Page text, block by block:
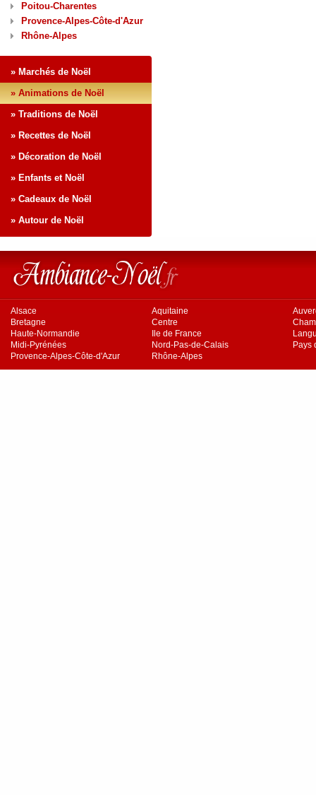
Poitou-Charentes
Provence-Alpes-Côte-d'Azur
Rhône-Alpes
» Marchés de Noël
» Animations de Noël
» Traditions de Noël
» Recettes de Noël
» Décoration de Noël
» Enfants et Noël
» Cadeaux de Noël
» Autour de Noël
Alsace Aquitaine
Bretagne
Centre
Haute-Normandie
Ile de France
Midi-Pyrénées
Nord-Pas-de-Calais
Pays
Provence-Alpes-Côte-d'Azur
Rhône-Alpes